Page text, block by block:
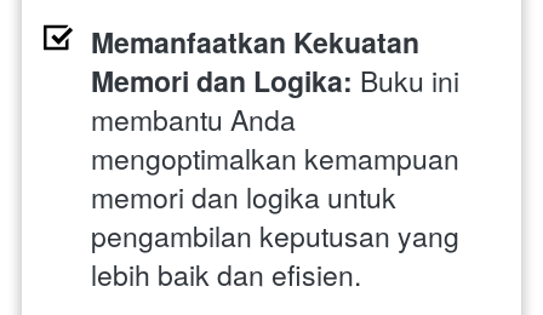
Memanfaatkan Kekuatan
Memori dan Logika: Buku ini
membantu Anda
mengoptimalkan kemampuan
memori dan logika untuk
pengambilan keputusan yang
lebih baik dan efisien.